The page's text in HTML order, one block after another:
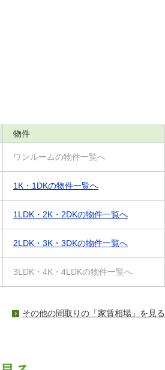
物件
ワンルームの物件一覧へ
1K・1DKの物件一覧へ
1LDK・2K・2DKの物件一覧へ
2LDK・3K・3DKの物件一覧へ
3LDK・4K・4LDKの物件一覧へ
その他の間取りの「家賃相場」を見る